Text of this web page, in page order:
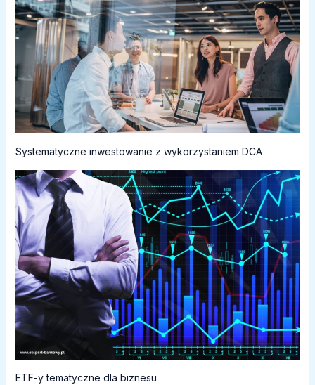
Systematyczne inwestowanie z wykorzystaniem DCA
ETF-y tematyczne dla biznesu